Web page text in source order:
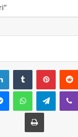
LinkedInTumblr
MessengerWhatsApp
Yazdır